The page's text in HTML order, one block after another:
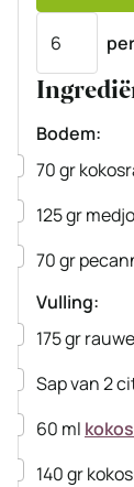
Bodem:
▢
70gr
▢
125gr
▢
70gr
Vulling:
▢
175gr
▢
Sap van 2
▢
60 ml
▢
140gr